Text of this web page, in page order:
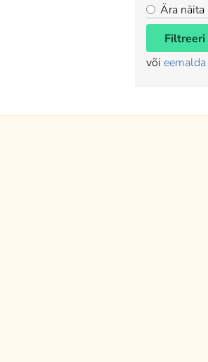
Ära näita
Filtreeri
või